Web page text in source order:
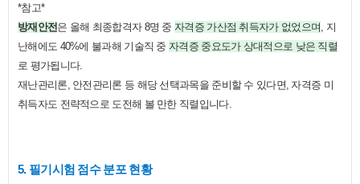
*참고*
방재안전 은 올해 최종합격자 8명 중 자격증 가산점 취득자가 없었으며 , 지
난해에도 40%에 불과해 기술직 중 자격증 중요도가 상대적으로 낮은 직렬
로 평가됩니다.
재난관리론, 안전관리론 등 해당 선택과목을 준비할 수 있다면, 자격증 미
취득자도 전략적으로 도전해 볼 만한 직렬입니다.
5. 필기시험 점수 분포 현황